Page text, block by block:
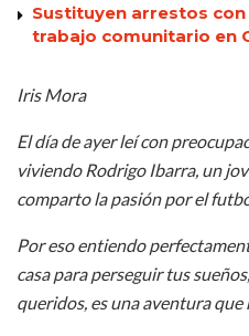
Sustituyen arrestos
trabajo comunitario en
Iris Mora
El día de ayer leí con
viviendo Rodrigo Ibarra, un
comparto la pasión por el
Por eso entiendo
casa para perseguir tus
queridos, es una aventura